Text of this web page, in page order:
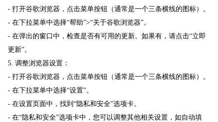
- 打开谷歌浏览器，点击菜单按钮（通常是一个三条横线的图标）。
- 在下拉菜单中选择“帮助”>“关于谷歌浏览器”。
- 在弹出的窗口中，检查是否有可用的更新。如果有，请点击“立即
更新”。
5. 调整浏览器设置：
- 打开谷歌浏览器，点击菜单按钮（通常是一个三条横线的图标）。
- 在下拉菜单中选择“设置”。
- 在设置页面中，找到“隐私和安全”选项卡。
- 在“隐私和安全”选项卡中，您可以调整其他相关设置，如自动填